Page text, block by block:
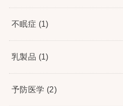
不眠症 (1)
乳製品 (1)
予防医学 (2)